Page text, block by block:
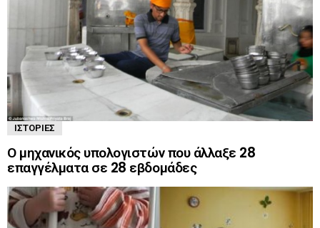
ΙΣΤΟΡΊΕΣ
Ο μηχανικός υπολογιστών που άλλαξε 28
επαγγέλματα σε 28 εβδομάδες